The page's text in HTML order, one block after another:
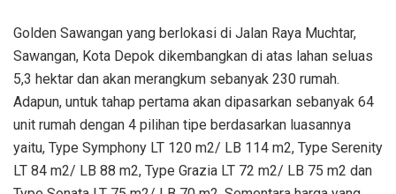
Golden Sawangan yang berlokasi di Jalan Raya Muchtar,
Sawangan, Kota Depok dikembangkan di atas lahan seluas
5,3 hektar dan akan merangkum sebanyak 230 rumah.
Adapun, untuk tahap pertama akan dipasarkan sebanyak 64
unit rumah dengan 4 pilihan tipe berdasarkan luasannya
yaitu, Type Symphony LT 120 m2/ LB 114 m2, Type Serenity
LT 84 m2/ LB 88 m2, Type Grazia LT 72 m2/ LB 75 m2 dan